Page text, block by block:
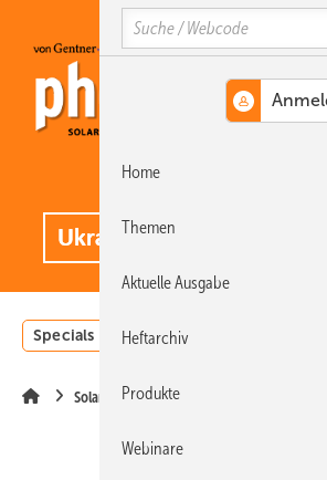
Hauptinhalt
Hauptmenü
SiteSearch
Specials Einstrahlungsatlas
Solarmodule
Search
Home
Themen
Aktuelle Ausgabe
Heftarchiv
Produkte
Webinare